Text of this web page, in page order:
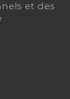
et des